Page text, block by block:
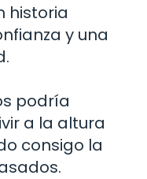
historia
y una
podría
a la altura
consigo la